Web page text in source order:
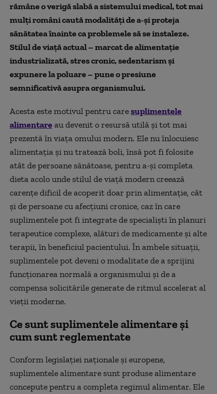
rămâne o verigă slabă a sistemului medical, tot mai
mulți români caută modalități de a-și proteja
sănătatea înainte ca problemele să se instaleze.
Stilul de viață actual – marcat de alimentație
industrializată, stres cronic, sedentarism și
expunere la poluare – pune o presiune
semnificativă asupra organismului.
Acesta este motivul pentru caresuplimentele
alimentareau devenit o resursă utilă și tot mai
prezentă în viața omului modern. Ele nu înlocuiesc
alimentația și nu tratează boli, însă pot fi folosite
atât de persoane sănătoase, pentru a-și completa
dieta acolo unde stilul de viață modern creează
carențe dificil de acoperit doar prin alimentație, cât
și de persoane cu afecțiuni cronice, caz în care
suplimentele pot fi integrate de specialiști în planuri
terapeutice complexe, alături de medicamente și alte
terapii, în beneficiul pacientului. În ambele situații,
suplimentele pot deveni o modalitate de a sprijini
funcționarea normală a organismului și de a
compensa solicitările generate de ritmul accelerat al
vieții moderne.
Ce sunt suplimentele alimentare și
cum sunt reglementate
Conform legislației naționale și europene,
suplimentele alimentare sunt produse alimentare
concepute pentru a completa regimul alimentar. Ele